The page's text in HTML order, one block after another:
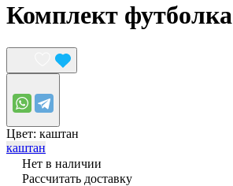
Комплект
Цвет: каштан
каштан
Нет в наличии
Рассчитать доставку